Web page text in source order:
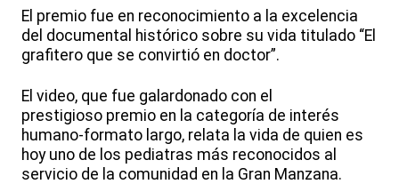
El premio fue en reconocimiento a la excelencia
del documental histórico sobre su vida titulado “El
grafitero que se convirtió en doctor”.
El video, que fue galardonado con el
prestigioso premio en la categoría de interés
humano-formato largo, relata la vida de quien es
hoy uno de los pediatras más reconocidos al
servicio de la comunidad en la Gran Manzana.